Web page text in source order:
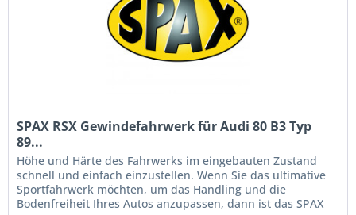
SPAX RSX Gewindefahrwerk für Audi 80 B3 Typ
89...
Höhe und Härte des Fahrwerks im eingebauten Zustand
schnell und einfach einzustellen. Wenn Sie das ultimative
Sportfahrwerk möchten, um das Handling und die
Bodenfreiheit Ihres Autos anzupassen, dann ist das SPAX